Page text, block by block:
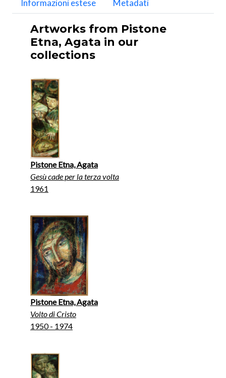
Informazioni estese Metadati
Artworks from Pistone
Etna, Agata in our
collections
Pistone Etna, Agata
Gesù cade per la terza volta
1961
Pistone Etna, Agata
Volto di Cristo
1950 - 1974